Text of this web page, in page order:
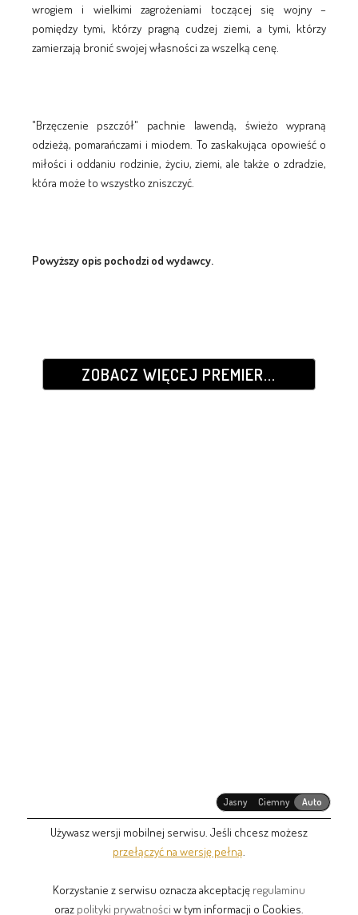
wrogiem i wielkimi zagrożeniami toczącej się wojny –
pomiędzy tymi, którzy pragną cudzej ziemi, a tymi, którzy
zamierzają bronić swojej własności za wszelką cenę.
"Brzęczenie pszczół" pachnie lawendą, świeżo wypraną
odzieżą, pomarańczami i miodem. To zaskakująca opowieść o
miłości i oddaniu rodzinie, życiu, ziemi, ale także o zdradzie,
która może to wszystko zniszczyć.
Powyższy opis pochodzi od wydawcy.
ZOBACZ WIĘCEJ PREMIER...
Jasny Ciemny Auto
Używasz wersji mobilnej serwisu. Jeśli chcesz możesz
przełączyć na wersję pełną
Korzystanie z serwisu oznacza akceptację regulaminu
oraz polityki prywatności w tym informacji o Cookies.